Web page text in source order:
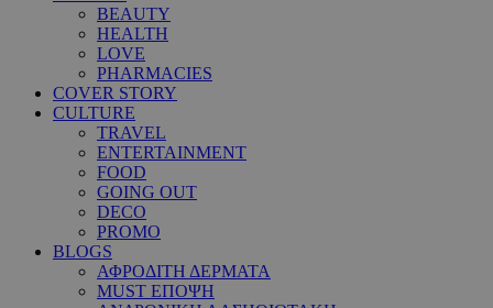
BEAUTY
HEALTH
LOVE
PHARMACIES
COVER STORY
CULTURE
TRAVEL
ENTERTAINMENT
FOOD
GOING OUT
DECO
PROMO
BLOGS
ΑΦΡΟΔΙΤΗ ΔΕΡΜΑΤΑ
MUST ΕΠΟΨΗ